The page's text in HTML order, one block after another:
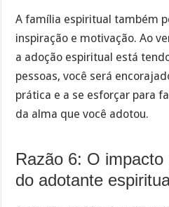
A família espiritual também
inspiração e motivação. Ao
a adoção espiritual está
pessoas, você será
prática e a se esforçar para
da alma que você adotou.
Razão 6: O
do adotante